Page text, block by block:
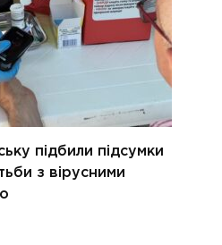
підбили підсумки
з вірусними